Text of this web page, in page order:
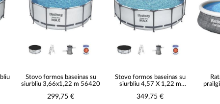
Stovo formos baseinas su
siurbliu 3,66x1,22 m 56420
299,75 €
Stovo formos baseinas su
siurbliu 4,57 X 1,22 m
349,75 €
Ratano